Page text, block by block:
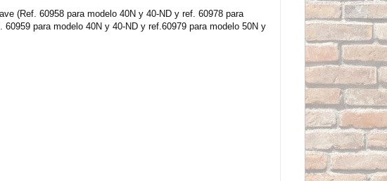
(Ref. 60958 para modelo 40N y 40-ND y ref. 60978 para
para modelo 40N y 40-ND y ref.60979 para modelo 50N y